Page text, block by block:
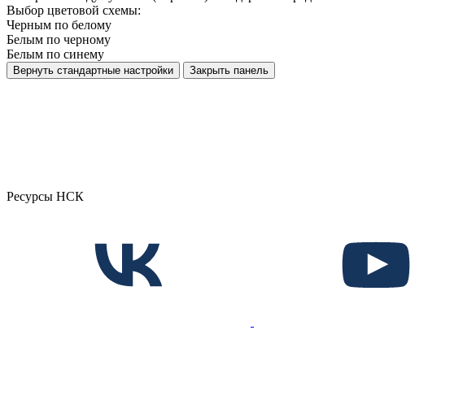
Выбор цветовой схемы:
Черным по белому
Белым по черному
Белым по синему
Вернуть стандартные настройки Закрыть панель
Ресурсы НСК